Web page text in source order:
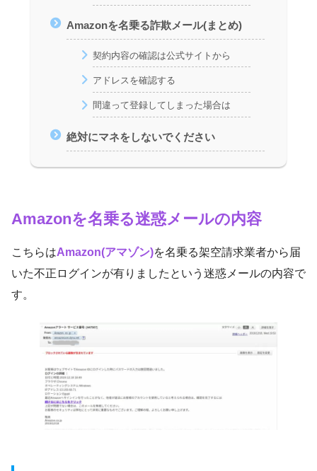
Amazonを名乗る詐欺メール(まとめ)
契約内容の確認は公式サイトから
アドレスを確認する
間違って登録してしまった場合は
絶対にマネをしないでください
Amazonを名乗る迷惑メールの内容
こちらはAmazon(アマゾン)を名乗る架空請求業者から届
いた不正ログインが有りましたという迷惑メールの内容で
す。